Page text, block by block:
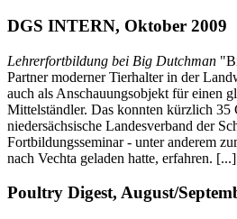
DGS INTERN, Oktober 2009
Lehrerfortbildung bei Big Dutchman
Partner moderner Tierhalter in der
auch als Anschauungsobjekt für einen
Mittelständler. Das konnten kürzlich 35
niedersächsische Landesverband der
Fortbildungsseminar - unter anderem
nach Vechta geladen hatte, erfahren.
Poultry Digest, August/